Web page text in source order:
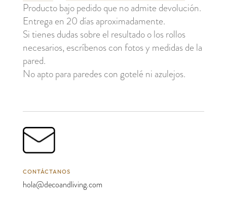
Producto bajo pedido que no admite devolución.
Entrega en 20 días aproximadamente.
Si tienes dudas sobre el resultado o los rollos
necesarios, escríbenos con fotos y medidas de la
pared.
No apto para paredes con gotelé ni azulejos.
CONTÁCTANOS
hola@decoandliving.com